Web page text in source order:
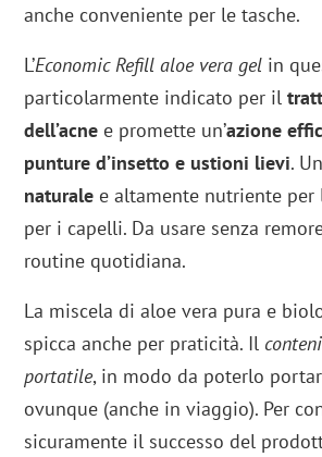
anche conveniente per le tasche.
L’Economic Refill aloe vera gel in
particolarmente indicato per il
dell’acne e promette un’azione
punture d’insetto e ustioni lievi.
naturale e altamente nutriente per
per i capelli. Da usare senza
routine quotidiana.
La miscela di aloe vera pura e
spicca anche per praticità. Il
portatile, in modo da poterlo
ovunque (anche in viaggio). Per
sicuramente il successo del